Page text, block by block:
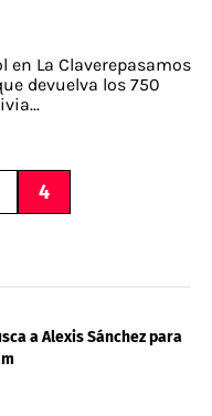
en La Claverepasamos
devuelva los 750
4
a Alexis Sánchez para